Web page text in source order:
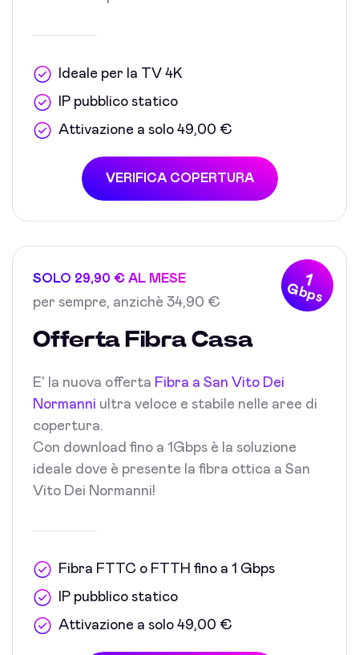
Ideale per la TV 4K
IP pubblico statico
Attivazione a solo 49,00 €
VERIFICA COPERTURA
1
Gbps
SOLO 29,90 € AL MESE
per sempre, anzichè 34,90 €
Offerta Fibra Casa
E' la nuova offerta Fibra a San Vito Dei
Normanni ultra veloce e stabile nelle aree di
copertura.
Con download fino a 1Gbps è la soluzione
ideale dove è presente la fibra ottica a San
Vito Dei Normanni!
Fibra FTTC o FTTH fino a 1 Gbps
IP pubblico statico
Attivazione a solo 49,00 €